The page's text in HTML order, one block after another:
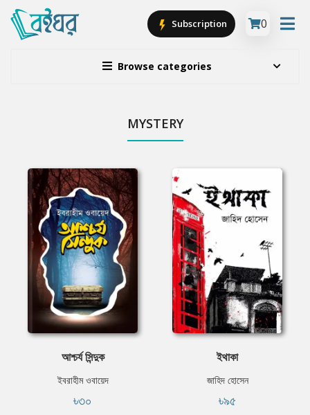
Browse categories
Subscription 0
MYSTERY
আশ্চর্য সিন্দুক
ইবরাহীম ওবায়েদ
৳৩০
ইথাকা
জাহিদ হোসেন
৳৯৫